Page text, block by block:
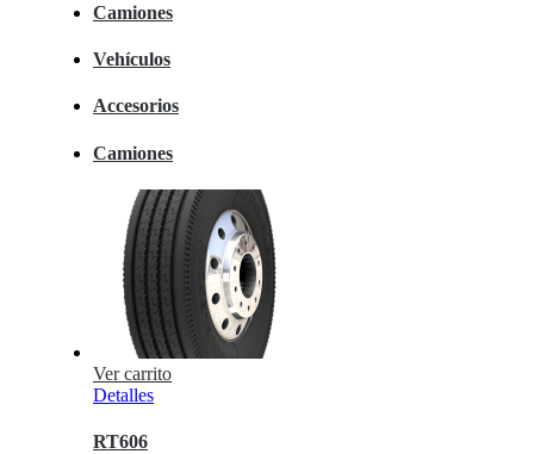
Camiones
Vehículos
Accesorios
Camiones
Ver carrito
Detalles
RT606